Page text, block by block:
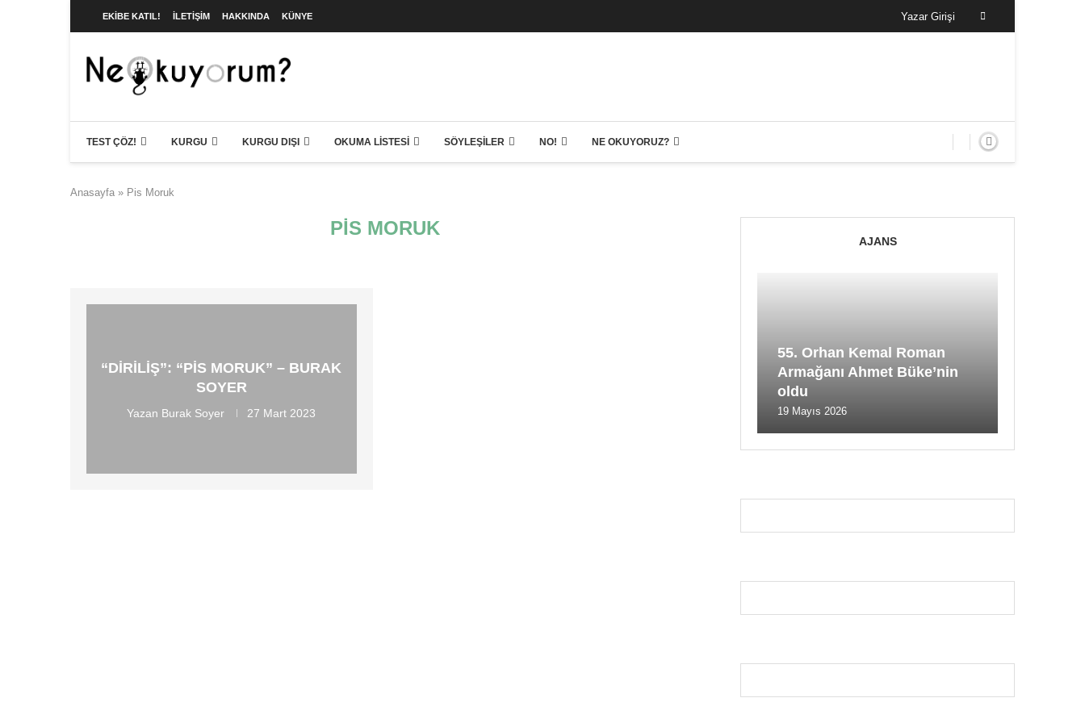
EKIBE KATIL! İLETIŞIM HAKKINDA KÜNYE Yazar Girişi
TEST ÇÖZ! KURGU KURGU DIŞI OKUMA LISTESI SÖYLEŞILER NO! NE OKUYORUZ?
Anasayfa » Pis Moruk
PIS MORUK
“DIRILIŞ”: “PIS MORUK” – BURAK
SOYER
Yazan Burak Soyer 27 Mart 2023
AJANS
55. Orhan Kemal Roman
Armağanı Ahmet Büke’nin
oldu
19 Mayıs 2026